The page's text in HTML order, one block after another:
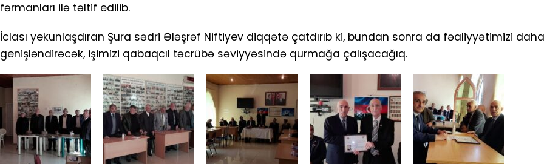
fərmanları ilə təltif edilib.
İclası yekunlaşdıran Şura sədri Ələşrəf Niftiyev diqqətə çatdırıb ki, bundan sonra da fəaliyyətimizi
genişləndirəcək, işimizi qabaqcıl təcrübə səviyyəsində qurmağa çalışacağıq.